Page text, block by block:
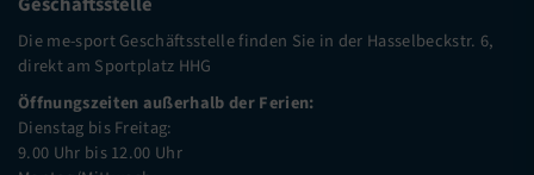
Die me-sport Geschäftsstelle finden Sie in der Hasselbeckstr. 6,
direkt am Sportplatz HHG
Öffnungszeiten außerhalb der Ferien:
Dienstag bis Freitag:
9.00 Uhr bis 12.00 Uhr